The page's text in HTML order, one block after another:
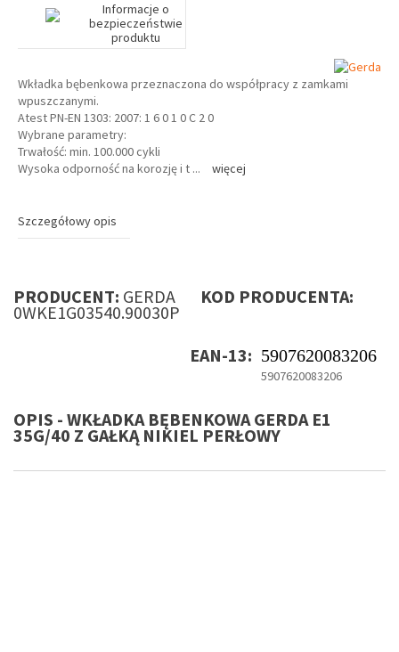
Informacje o
bezpieczeństwie
produktu
Wkładka bębenkowa przeznaczona do współpracy z zamkami
wpuszczanymi.
Atest PN-EN 1303: 2007: 1 6 0 1 0 C 2 0
Wybrane parametry:
Trwałość: min. 100.000 cykli
Wysoka odporność na korozję i t ... więcej
Szczegółowy opis
PRODUCENT: GERDA KOD PRODUCENTA:
0WKE1G03540.90030P
EAN-13: 5907620083206
5907620083206
OPIS - WKŁADKA BĘBENKOWA GERDA E1
35G/40 Z GAŁKĄ NIKIEL PERŁOWY